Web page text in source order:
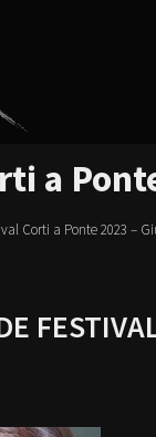
a
Corti a Ponte 2023 –